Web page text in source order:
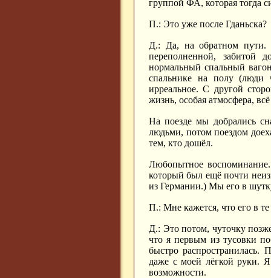
группой ФА, которая тогда
П.: Это уже после Гданьска?
Д.: Да, на обратном
переполненной, забитой
нормальный спальный
спальнике на полу (люди
ирреальное. С другой
жизнь, особая атмосфера,
На поезде мы добрались
людьми, потом поездом
тем, кто дошёл.
Любопытное
который был ещё почти
из Германии.) Мы его в
П.: Мне кажется, что его в
Д.: Это потом, чуточку
что я первым из тусовки
быстро распространилась.
даже с моей лёгкой руки.
возможности.